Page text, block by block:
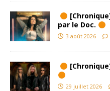
par le Doc.
3 août 2026
29 juillet 2026